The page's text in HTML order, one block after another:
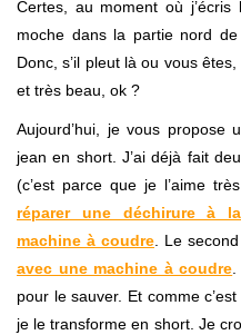
Certes, au moment où j’écris
moche dans la partie nord
Donc, s’il pleut là ou vous
et très beau, ok ?
Aujourd’hui, je vous
jean en short. J’ai déjà fait
(c’est parce que je l’aime
réparer une déchirure à
machine à coudre. Le
avec une machine à coudre.
pour le sauver. Et comme
je le transforme en short. Je